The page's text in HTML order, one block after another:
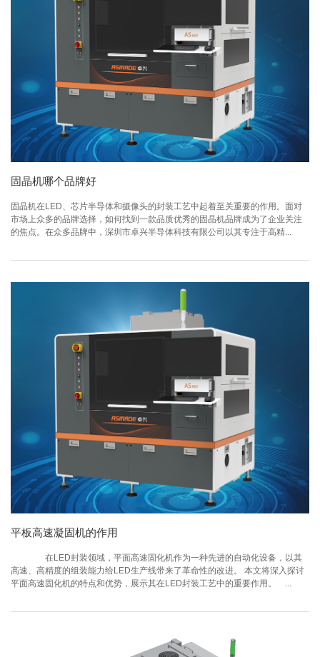
固晶机哪个品牌好
固晶机在LED、芯片半导体和摄像头的封装工艺中起着至关重要的作用。面对
市场上众多的品牌选择，如何找到一款品质优秀的固晶机品牌成为了企业关注
的焦点。在众多品牌中，深圳市卓兴半导体科技有限公司以其专注于高精...
平板高速凝固机的作用
在LED封装领域，平面高速固化机作为一种先进的自动化设备，以其
高速、高精度的组装能力给LED生产线带来了革命性的改进。 本文将深入探讨
平面高速固化机的特点和优势，展示其在LED封装工艺中的重要作用。 ...